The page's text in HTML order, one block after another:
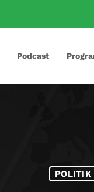
Podcast
POLITIK